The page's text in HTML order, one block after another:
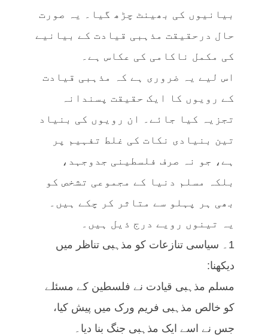
بیانیوں کی بھینٹ چڑھ گیا۔ یہ صورت
حال درحقیقت مذہبی قیادت کے بیانیے
کی مکمل ناکامی کی عکاس ہے۔
اس لیے یہ ضروری ہے کہ مذہبی قیادت
کے رویوں کا ایک حقیقت پسندانہ
تجزیہ کیا جائے۔ ان رویوں کی بنیاد
تین بنیادی نکات کی غلط تفہیم پر
ہے، جو نہ صرف فلسطینی جدوجہد،
بلکہ مسلم دنیا کے مجموعی تشخص کو
بھی ہر پہلو سے متاثر کر چکے ہیں۔
یہ تینوں رویے درج ذیل ہیں۔
1۔ سیاسی تنازعات کو مذہبی تناظر میں
دیکھنا:
مسلم مذہبی قیادت نے فلسطین کے مسئلے
کو خالص مذہبی فریم ورک میں پیش کیا،
جس نے اسے ایک مذہبی جنگ بنا دیا۔